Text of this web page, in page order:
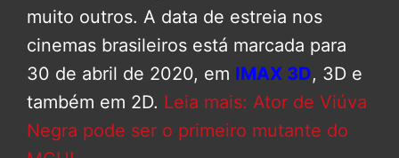
muito outros. A data de estreia nos
cinemas brasileiros está marcada para
30 de abril de 2020, em IMAX 3D, 3D e
também em 2D. Leia mais: Ator de Viúva
Negra pode ser o primeiro mutante do